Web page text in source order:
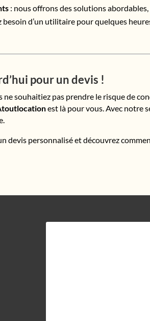
: nous offrons des solutions
besoin d’un utilitaire pour quelques
pour un devis !
ne souhaitiez pas prendre le risque de
est là pour vous. Avec notre
devis personnalisé et découvrez